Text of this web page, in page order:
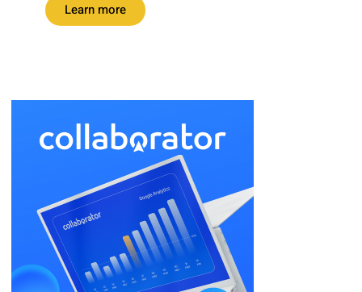
Learn more